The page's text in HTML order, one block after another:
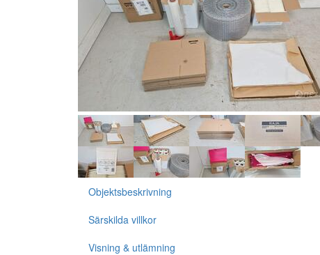
Objektsbeskrivning
Särskilda villkor
Visning & utlämning